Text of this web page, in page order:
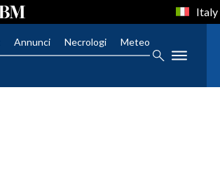
Italy
Annunci Necrologi Meteo